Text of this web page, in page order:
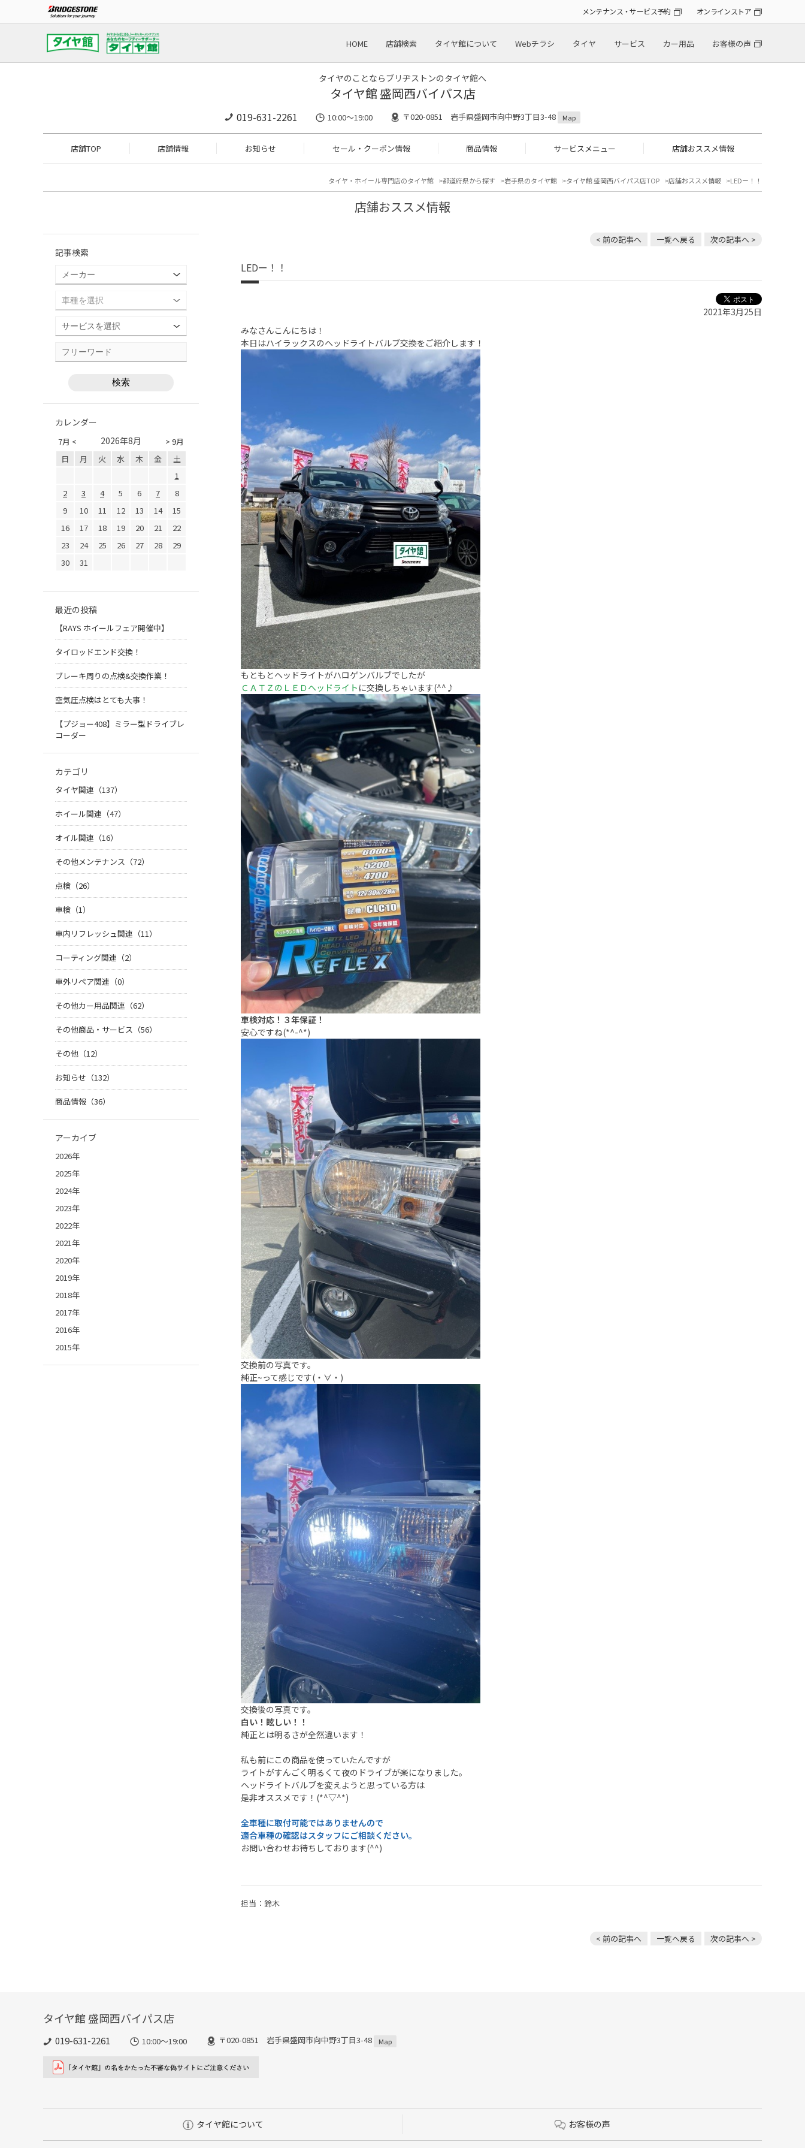
メンテナンス・サービス予約 オンラインストア
HOME 店舗検索 タイヤ館について Webチラシ タイヤ サービス カー用品 お客様の声
タイヤのことならブリヂストンのタイヤ館へ
タイヤ館 盛岡西バイパス店
019-631-2261 10:00～19:00 〒020-0851 岩手県盛岡市向中野3丁目3-48 Map
店舗TOP 店舗情報 お知らせ セール・クーポン情報 商品情報 サービスメニュー 店舗おススメ情報
タイヤ・ホイール専門店のタイヤ館 都道府県から探す 岩手県のタイヤ館 タイヤ館 盛岡西バイパス店TOP 店舗おススメ情報 LEDー！！
店舗おススメ情報
< 前の記事へ 一覧へ戻る 次の記事へ >
LEDー！！
2021年3月25日
みなさんこんにちは！
本日はハイラックスのヘッドライトバルブ交換をご紹介します！
もともとヘッドライトがハロゲンバルブでしたが
ＣＡＴＺのＬＥＤヘッドライト に交換しちゃいます(^^♪
車検対応！３年保証！
安心ですね(*^-^*)
交換前の写真です。
純正~って感じです(・∀・)
交換後の写真です。
白い！眩しい！！
純正とは明るさが全然違います！
私も前にこの商品を使っていたんですが
ライトがすんごく明るくて夜のドライブが楽になりました。
ヘッドライトバルブを変えようと思っている方は
是非オススメです！(*^▽^*)
全車種に取付可能ではありませんので
適合車種の確認はスタッフにご相談ください。
お問い合わせお待ちしております(^^)
担当：鈴木
< 前の記事へ 一覧へ戻る 次の記事へ >
記事検索
カレンダー
7月 < > 9月
2026年8月
日 月 火 水 木 金
土
1
2
3 4 5 6 7
8
9
10 11 12 13 14
15
16
17 18 19 20 21
22
23
24 25 26 27 28
29
30
31
最近の投稿
【RAYS ホイールフェア開催中】
タイロッドエンド交換！
ブレーキ周りの点検&交換作業！
空気圧点検はとても大事！
【プジョー408】ミラー型ドライブレ
コーダー
カテゴリ
タイヤ関連（137）
ホイール関連（47）
オイル関連（16）
その他メンテナンス（72）
点検（26）
車検（1）
車内リフレッシュ関連（11）
コーティング関連（2）
車外リペア関連（0）
その他カー用品関連（62）
その他商品・サービス（56）
その他（12）
お知らせ（132）
商品情報（36）
アーカイブ
2026年
2025年
2024年
2023年
2022年
2021年
2020年
2019年
2018年
2017年
2016年
2015年
タイヤ館 盛岡西バイパス店
019-631-2261 10:00～19:00 〒020-0851 岩手県盛岡市向中野3丁目3-48 Map
タイヤ館について お客様の声